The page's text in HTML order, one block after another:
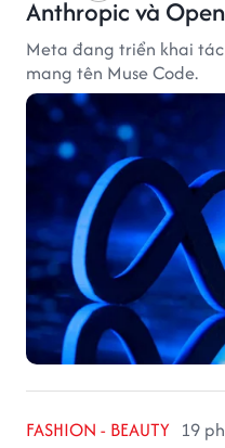
Anthropic và
Meta đang triển khai
mang tên Muse Code.
FASHION - BEAUTY 19